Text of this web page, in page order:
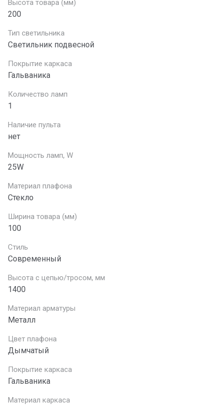
Высота товара (мм)
200
Тип светильника
Светильник подвесной
Покрытие каркаса
Гальваника
Количество ламп
1
Наличие пульта
нет
Мощность ламп, W
25W
Материал плафона
Стекло
Ширина товара (мм)
100
Стиль
Современный
Высота с цепью/тросом, мм
1400
Материал арматуры
Металл
Цвет плафона
Дымчатый
Покрытие каркаса
Гальваника
Материал каркаса